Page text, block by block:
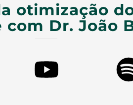
otimização
com Dr. João